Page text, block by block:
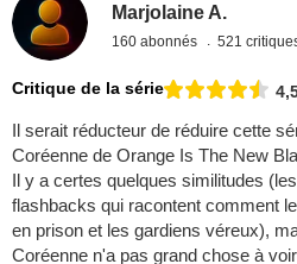
Marjolaine A.
160 abonnés 521
Critique de la série
Il serait réducteur de réduire cette
Coréenne de Orange Is The New
Il y a certes quelques similitudes
flashbacks qui racontent comment
en prison et les gardiens véreux),
Coréenne n'a pas grand chose à